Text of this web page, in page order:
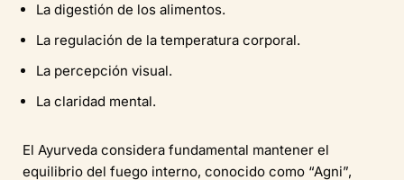
La digestión de los alimentos.
La regulación de la temperatura corporal.
La percepción visual.
La claridad mental.
El Ayurveda considera fundamental mantener el
equilibrio del fuego interno, conocido como “Agni”,